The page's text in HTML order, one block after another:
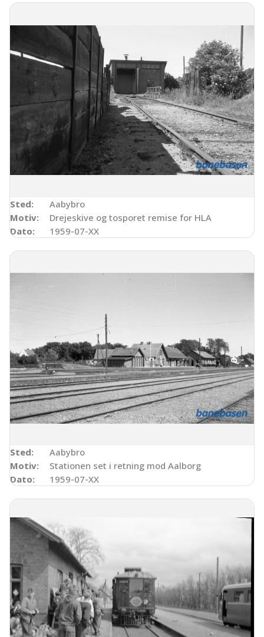
Sted:
Aabybro
Motiv:
Drejeskive og tosporet remise for HLA
Dato:
1959-07-XX
Sted:
Aabybro
Motiv:
Stationen set i retning mod Aalborg
Dato:
1959-07-XX